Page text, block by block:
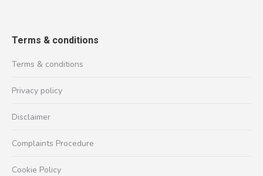
Terms & conditions
Terms & conditions
Privacy policy
Disclaimer
Complaints Procedure
Cookie Policy